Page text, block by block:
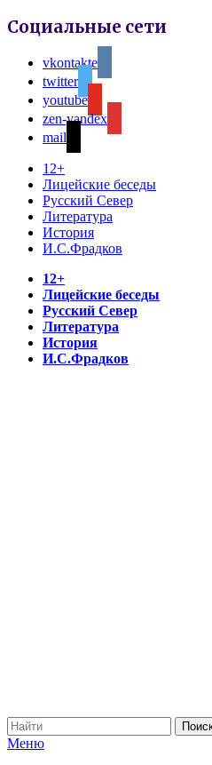
Социальные сети
vkontakte
twitter
youtube
zen-yandex
mail
12+
Лицейские беседы
Русский Север
Литература
История
И.С.Фрадков
12+
Лицейские беседы
Русский Север
Литература
История
И.С.Фрадков
Меню